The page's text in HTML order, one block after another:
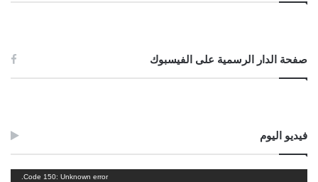
صفحة الدار الرسمية على الفيسبوك
فيديو اليوم
Code 150: Unknown error.